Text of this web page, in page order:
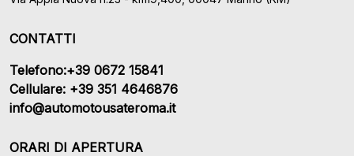
CONTATTI
Telefono:+39 0672 15841
Cellulare: +39 351 4646876
info@automotousateroma.it
ORARI DI APERTURA